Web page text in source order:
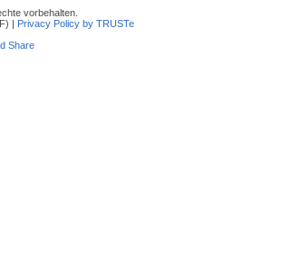
vorbehalten.
| Privacy Policy by TRUSTe